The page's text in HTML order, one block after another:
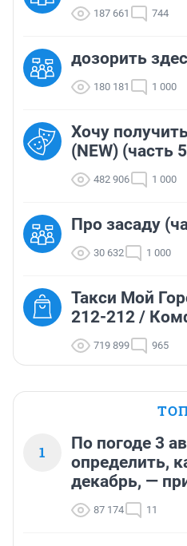
187 661 744
дозорить
180 181 1 000
Хочу
(NEW) (часть
482 906 1 000
Про засаду
30 632 1 000
Такси Мой
212-212 /
719 899 965
1
По погоде 3
определить,
декабрь, —
87 174 11